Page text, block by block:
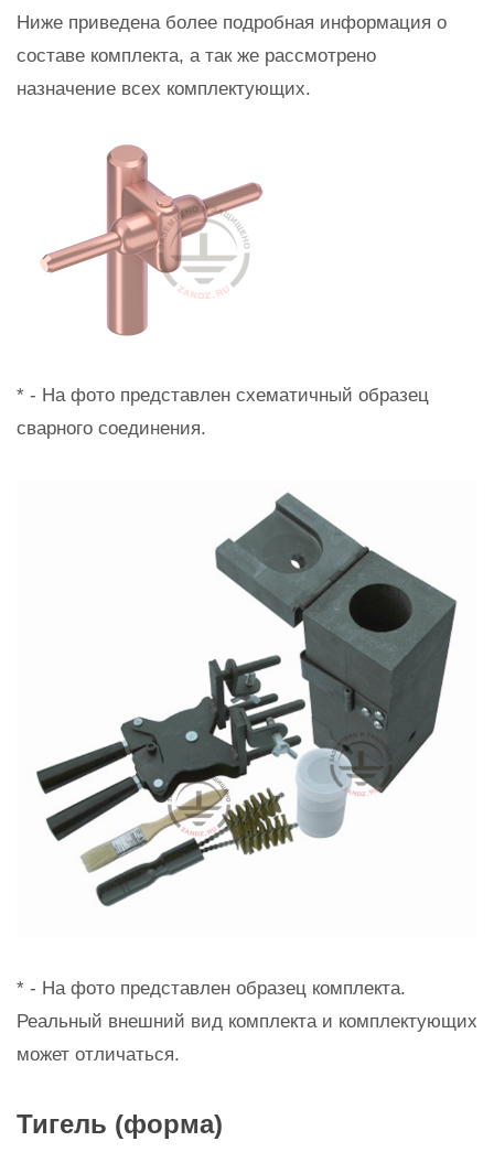
Ниже приведена более подробная информация о
составе комплекта, а так же рассмотрено
назначение всех комплектующих.
* - На фото представлен схематичный образец
сварного соединения.
* - На фото представлен образец комплекта.
Реальный внешний вид комплекта и комплектующих
может отличаться.
Тигель (форма)